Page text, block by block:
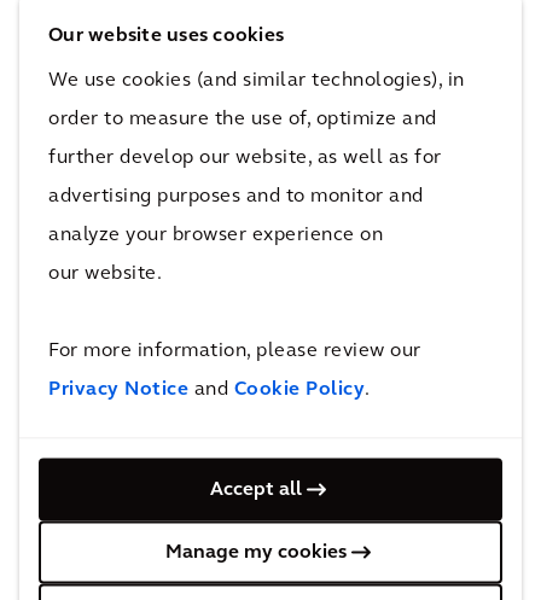
Our website uses cookies
We use cookies (and similar technologies), in
order to measure the use of, optimize and
further develop our website, as well as for
advertising purposes and to monitor and
analyze your browser experience on
our website.
For more information, please review our
Privacy Notice and Cookie Policy.
Accept all
Manage my cookies
voorbereid op deze uitdagingen?
Ontdek Urban Resilience
Belangrijkste stappen om je reis te
en infrastructuur om inzicht te krijgen in
Beoordeel of de stad de komende 5-10 jaar
voldoet aan zijn toekomstige
energiebehoeften door middel van
strategische scenarioplanning, met inbegrip